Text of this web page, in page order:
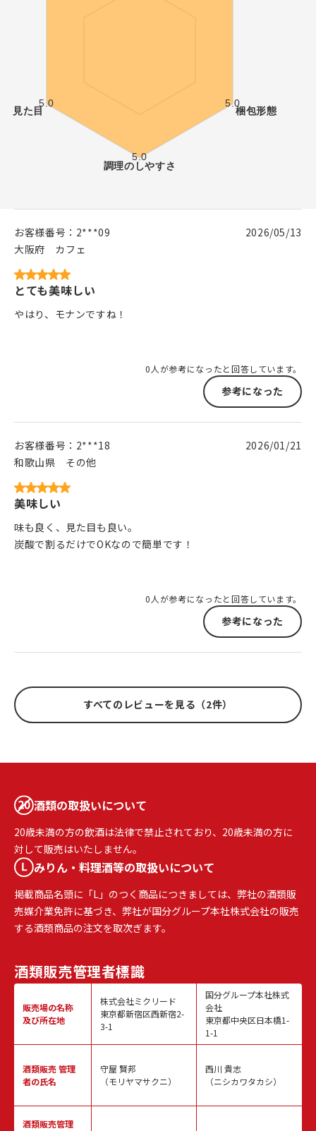
お客様番号： 2***09
大阪府
カフェ
2026/05/13
とても美味しい
やはり、モナンですね！
0人が参考になったと回答しています。
参考になった
お客様番号： 2***18
和歌山県
その他
2026/01/21
美味しい
味も良く、見た目も良い。
炭酸で割るだけでOKなので簡単です！
0人が参考になったと回答しています。
参考になった
すべてのレビューを見る（2件）
酒類の取扱いについて
20歳未満の方の飲酒は法律で禁止されており、20歳未満の方に
対して販売はいたしません。
みりん・料理酒等の取扱いについて
掲載商品名頭に「L」のつく商品につきましては、弊社の酒類販
売媒介業免許に基づき、弊社が国分グループ本社株式会社の販売
する酒類商品の注文を取次ぎます。
酒類販売管理者標識
販売場の名称
及び所在地
酒類販売管理
者の氏名
酒類販売管理
株式会社ミクリード
東京都新宿区西新宿2-
3-1
守屋 賢邦
（モリヤマサクニ）
国分グループ本社株式
会社
東京都中央区日本橋1-
1-1
西川 貴志
（ニシカワタカシ）